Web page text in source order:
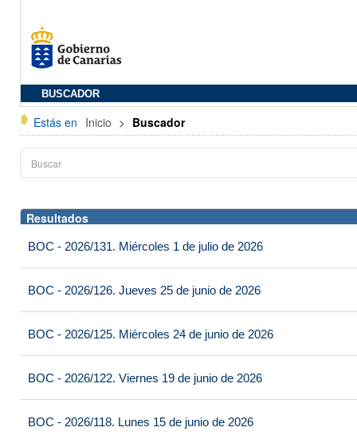
BUSCADOR
Estás en Inicio > Buscador
Resultados
BOC - 2026/131. Miércoles 1 de julio de 2026
BOC - 2026/126. Jueves 25 de junio de 2026
BOC - 2026/125. Miércoles 24 de junio de 2026
BOC - 2026/122. Viernes 19 de junio de 2026
BOC - 2026/118. Lunes 15 de junio de 2026